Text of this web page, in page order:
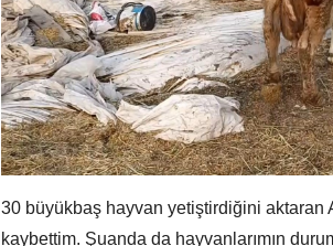
30 büyükbaş hayvan yetiştirdiğini aktaran
kaybettim. Şuanda da hayvanlarımın